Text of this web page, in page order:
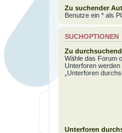
Zu suchender
Benutze ein * als
SUCHOPTIONEN
Zu
Wähle das Forum
Unterforen
„Unterforen
Unterforen